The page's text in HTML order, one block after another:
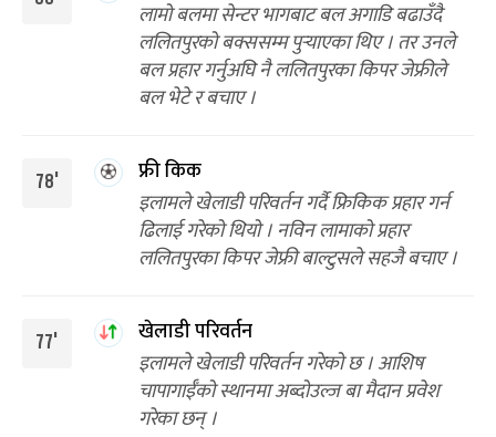
लामो बलमा सेन्टर भागबाट बल अगाडि बढाउँदै
ललितपुरको बक्ससम्म पुर्‍याएका थिए । तर उनले
बल प्रहार गर्नुअघि नै ललितपुरका किपर जेफ्रीले
बल भेटे र बचाए ।
78'
फ्री किक
इलामले खेलाडी परिवर्तन गर्दै फ्रिकिक प्रहार गर्न
ढिलाई गरेको थियो । नविन लामाको प्रहार
ललितपुरका किपर जेफ्री बाल्टुसले सहजै बचाए ।
77'
खेलाडी परिवर्तन
इलामले खेलाडी परिवर्तन गरेको छ । आशिष
चापागाईँको स्थानमा अब्दोउल्ज बा मैदान प्रवेश
गरेका छन् ।